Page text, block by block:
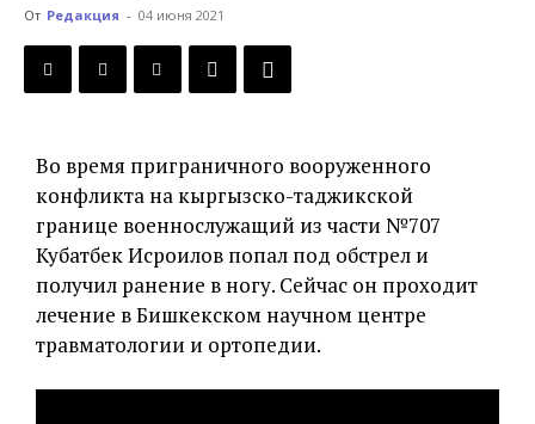
От Редакция - 04 июня 2021
Во время приграничного вооруженного
конфликта на кыргызско-таджикской
границе военнослужащий из части №707
Кубатбек Исроилов попал под обстрел и
получил ранение в ногу. Сейчас он проходит
лечение в Бишкекском научном центре
травматологии и ортопедии.